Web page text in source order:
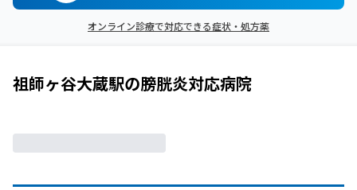
オンライン診療で対応できる症状・処方薬
祖師ヶ谷大蔵駅の膀胱炎対応病院